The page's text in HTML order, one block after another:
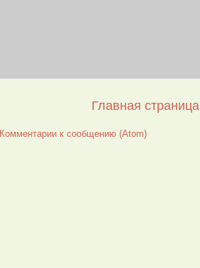
Главная страница
Комментарии к сообщению (Atom)